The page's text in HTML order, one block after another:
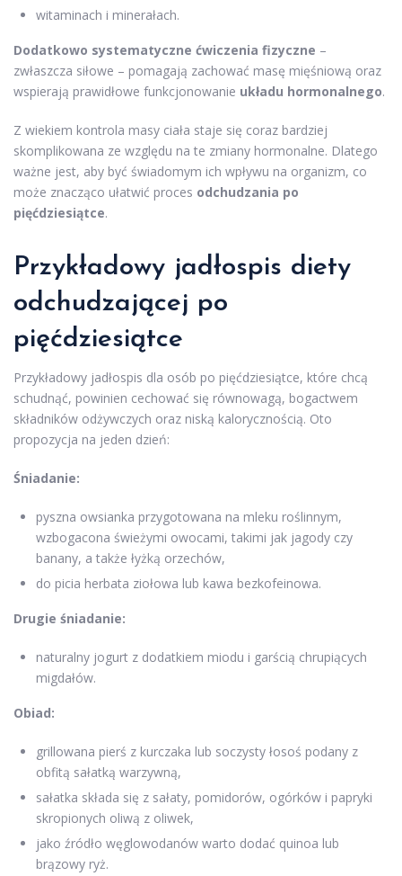
witaminach i minerałach.
Dodatkowo systematyczne ćwiczenia fizyczne –
zwłaszcza siłowe – pomagają zachować masę mięśniową oraz
wspierają prawidłowe funkcjonowanie układu hormonalnego.
Z wiekiem kontrola masy ciała staje się coraz bardziej
skomplikowana ze względu na te zmiany hormonalne. Dlatego
ważne jest, aby być świadomym ich wpływu na organizm, co
może znacząco ułatwić proces odchudzania po
pięćdziesiątce.
Przykładowy jadłospis diety
odchudzającej po
pięćdziesiątce
Przykładowy jadłospis dla osób po pięćdziesiątce, które chcą
schudnąć, powinien cechować się równowagą, bogactwem
składników odżywczych oraz niską kalorycznością. Oto
propozycja na jeden dzień:
Śniadanie:
pyszna owsianka przygotowana na mleku roślinnym,
wzbogacona świeżymi owocami, takimi jak jagody czy
banany, a także łyżką orzechów,
do picia herbata ziołowa lub kawa bezkofeinowa.
Drugie śniadanie:
naturalny jogurt z dodatkiem miodu i garścią chrupiących
migdałów.
Obiad:
grillowana pierś z kurczaka lub soczysty łosoś podany z
obfitą sałatką warzywną,
sałatka składa się z sałaty, pomidorów, ogórków i papryki
skropionych oliwą z oliwek,
jako źródło węglowodanów warto dodać quinoa lub
brązowy ryż.